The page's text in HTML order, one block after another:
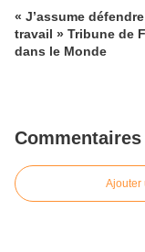
« J’assume
travail » Tribune de Fabien Roussel
dans le Monde
Commentaires
Ajouter